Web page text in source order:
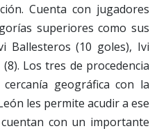
Cuenta con jugadores
superiores como sus
Ballesteros (10 goles), Ivi
Los tres de procedencia
geográfica con la
les permite acudir a ese
con un importante